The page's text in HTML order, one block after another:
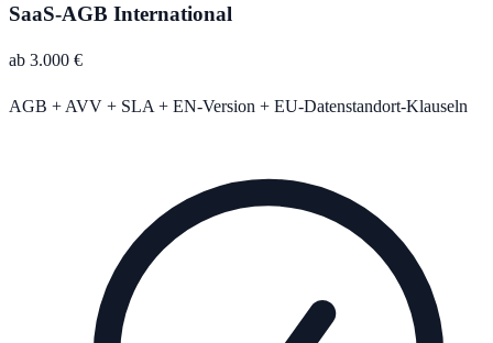
SaaS-AGB International
ab 3.000 €
AGB + AVV + SLA + EN-Version + EU-Datenstandort-Klauseln